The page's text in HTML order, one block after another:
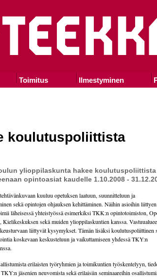
Toimitus Ilmestyminen
koulutuspoliittista
ylioppilaskunta hakee koulutuspoliittista
opintoasiat kaudelle 1.10.2008 -
kuuluu opetuksen laatuun, suunnitteluun ja
sekä opintojen ohjauksen kehittäminen. Näihin asioihin liittyen
läheisessä yhteistyössä esimerkiksi TKK:n opintotoimiston,
Kielikeskuksen sekä muiden ylioppilaskuntien kanssa.
liittyvät kysymykset. Tämän lisäksi koulutuspoliittinen
koskevaan keskusteluun ja vaikuttamiseen yhdessä TKY:n
erilaisten työryhmien ja toimikuntien työskentelyyn,
jäsenien neuvomista sekä erilaisiin seminaareihin